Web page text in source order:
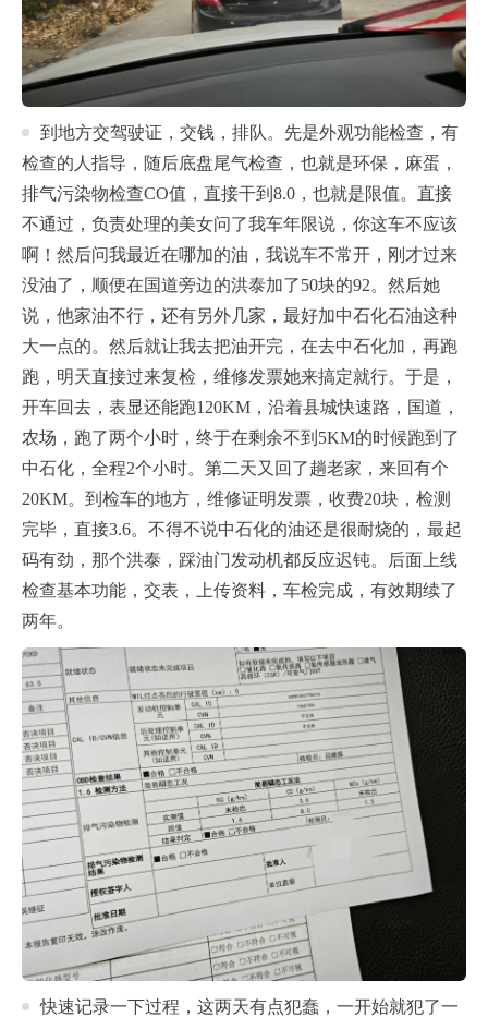
到地方交驾驶证，交钱，排队。先是外观功能检查，有
检查的人指导，随后底盘尾气检查，也就是环保，麻蛋，
排气污染物检查CO值，直接干到8.0，也就是限值。直接
不通过，负责处理的美女问了我车年限说，你这车不应该
啊！然后问我最近在哪加的油，我说车不常开，刚才过来
没油了，顺便在国道旁边的洪泰加了50块的92。然后她
说，他家油不行，还有另外几家，最好加中石化石油这种
大一点的。然后就让我去把油开完，在去中石化加，再跑
跑，明天直接过来复检，维修发票她来搞定就行。于是，
开车回去，表显还能跑120KM，沿着县城快速路，国道，
农场，跑了两个小时，终于在剩余不到5KM的时候跑到了
中石化，全程2个小时。第二天又回了趟老家，来回有个
20KM。到检车的地方，维修证明发票，收费20块，检测
完毕，直接3.6。不得不说中石化的油还是很耐烧的，最起
码有劲，那个洪泰，踩油门发动机都反应迟钝。后面上线
检查基本功能，交表，上传资料，车检完成，有效期续了
两年。
快速记录一下过程，这两天有点犯蠢，一开始就犯了一